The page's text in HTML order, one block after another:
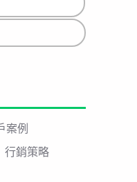
案例
行銷策略